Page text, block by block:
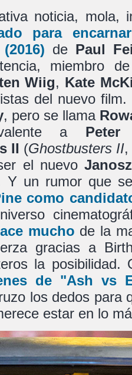
noticia, mola,
para
de Paul
miembro
Wiig, Kate
del nuevo
, pero se llama
a Peter
II (Ghostbusters II
el nuevo
Y un rumor que
como
mucho de la
gracias a
la
de "Ash vs
los dedos para
estar en lo